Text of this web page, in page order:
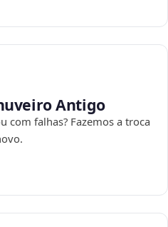
Antigo
com falhas? Fazemos a troca